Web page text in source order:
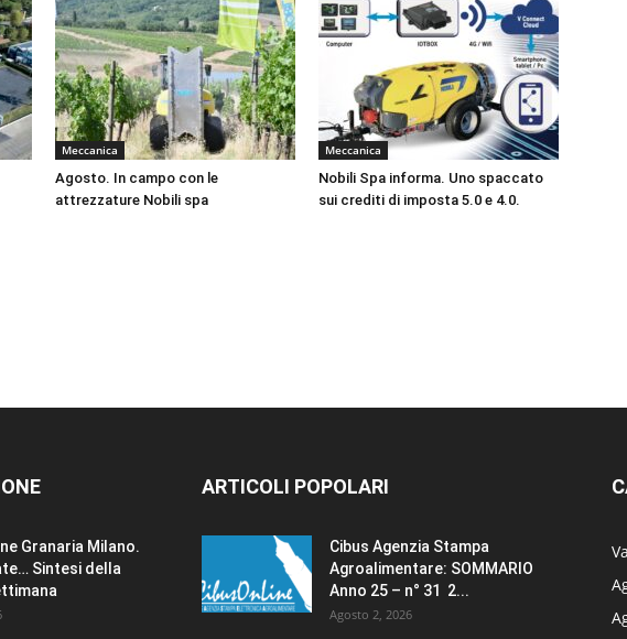
Meccanica
Agosto. In campo con le
attrezzature Nobili spa
Meccanica
Nobili Spa informa. Uno spaccato
sui crediti di imposta 5.0 e 4.0.
Granaria Milano.
Sintesi della
ARTICOLI POPOLARI
Cibus Agenzia Stampa
Agroalimentare: SOMMARIO
Anno 25 – n° 31 2...
Agosto 2, 2026